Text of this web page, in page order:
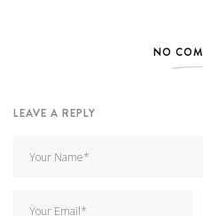
NO
LEAVE A REPLY